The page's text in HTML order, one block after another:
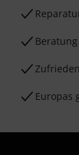
Europas